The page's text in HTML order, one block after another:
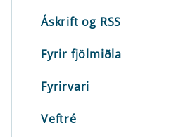
Áskrift og RSS
Fyrir fjölmiðla
Fyrirvari
Veftré